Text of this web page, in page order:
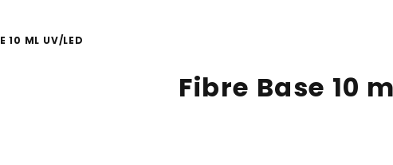
10 ML UV/LED
Fibre Base 10